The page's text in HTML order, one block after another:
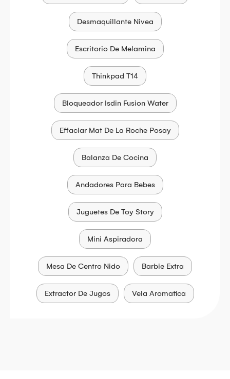
Desmaquillante Nivea
Escritorio De Melamina
Thinkpad T14
Bloqueador Isdin Fusion Water
Effaclar Mat De La Roche Posay
Balanza De Cocina
Andadores Para Bebes
Juguetes De Toy Story
Mini Aspiradora
Mesa De Centro Nido Barbie Extra
Extractor De Jugos Vela Aromatica